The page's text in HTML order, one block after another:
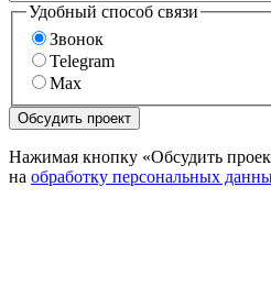
Удобный способ связи
Звонок
Telegram
Max
Нажимая кнопку «Обсудить
на обработку персональных